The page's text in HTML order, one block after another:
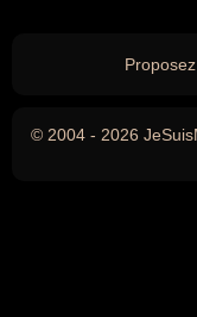
© 2004 - 2026